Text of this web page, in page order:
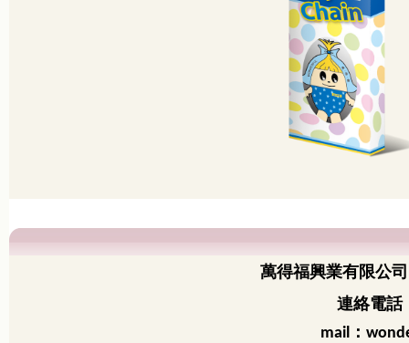
萬得福興業有限公司
連絡電
mail ：